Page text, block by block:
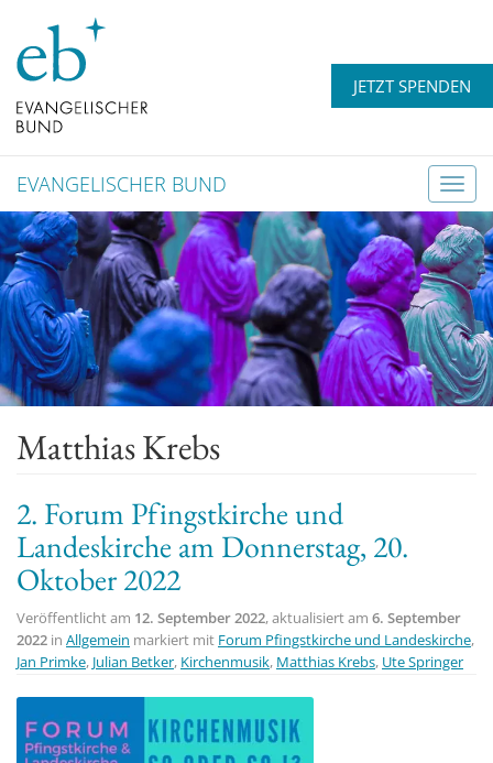
JETZT SPENDEN
T
o
g
g
l
e
n
a
v
EVANGELISCHER BUND
Matthias Krebs
2. Forum Pfingstkirche und
Landeskirche am Donnerstag, 20.
Oktober 2022
Veröffentlicht am 12. September 2022, aktualisiert am 6. September
2022 in Allgemein markiert mit Forum Pfingstkirche und Landeskirche,
Jan Primke, Julian Betker, Kirchenmusik, Matthias Krebs, Ute Springer